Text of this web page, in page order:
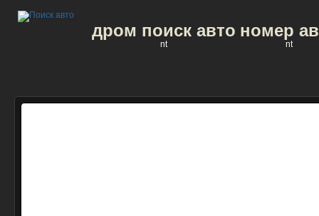
дром поиск авто
nt
номер
nt